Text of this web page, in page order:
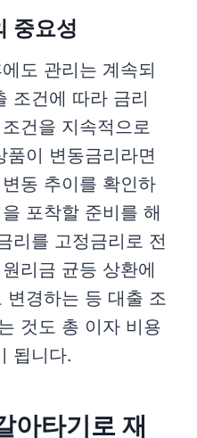
중요성
도 관리는 계속되
조건에 따라 금리
건을 지속적으로
이 변동금리라면
동 추이를 확인하
포착할 준비를 해
리를 고정금리로 전
리금 균등 상환에
변경하는 등 대출 조
것도 총 이자 비용
됩니다.
아타기로 재